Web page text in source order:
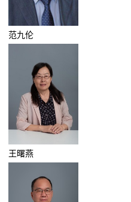
范九伦
王曙燕